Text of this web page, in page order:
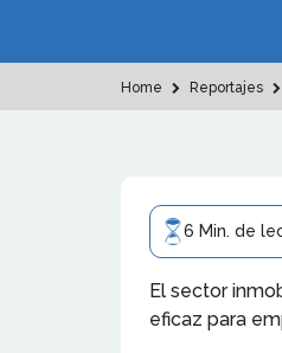
Home Reportajes
6 Min. de
El sector
eficaz para